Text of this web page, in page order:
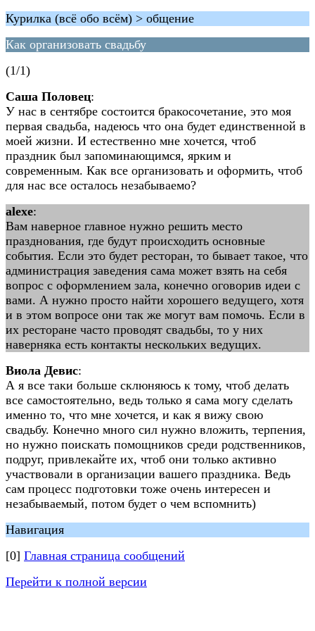
Курилка (всё обо всём) > общение
Как организовать свадьбу
(1/1)
Саша Половец:
У нас в сентябре состоится бракосочетание, это моя
первая свадьба, надеюсь что она будет единственной в
моей жизни. И естественно мне хочется, чтоб
праздник был запоминающимся, ярким и
современным. Как все организовать и оформить, чтоб
для нас все осталось незабываемо?
alexe:
Вам наверное главное нужно решить место
празднования, где будут происходить основные
события. Если это будет ресторан, то бывает такое, что
администрация заведения сама может взять на себя
вопрос с оформлением зала, конечно оговорив идеи с
вами. А нужно просто найти хорошего ведущего, хотя
и в этом вопросе они так же могут вам помочь. Если в
их ресторане часто проводят свадьбы, то у них
наверняка есть контакты нескольких ведущих.
Виола Девис:
А я все таки больше склюняюсь к тому, чтоб делать
все самостоятельно, ведь только я сама могу сделать
именно то, что мне хочется, и как я вижу свою
свадьбу. Конечно много сил нужно вложить, терпения,
но нужно поискать помощников среди родственников,
подруг, привлекайте их, чтоб они только активно
участвовали в организации вашего праздника. Ведь
сам процесс подготовки тоже очень интересен и
незабываемый, потом будет о чем вспомнить)
Навигация
[0] Главная страница сообщений
Перейти к полной версии